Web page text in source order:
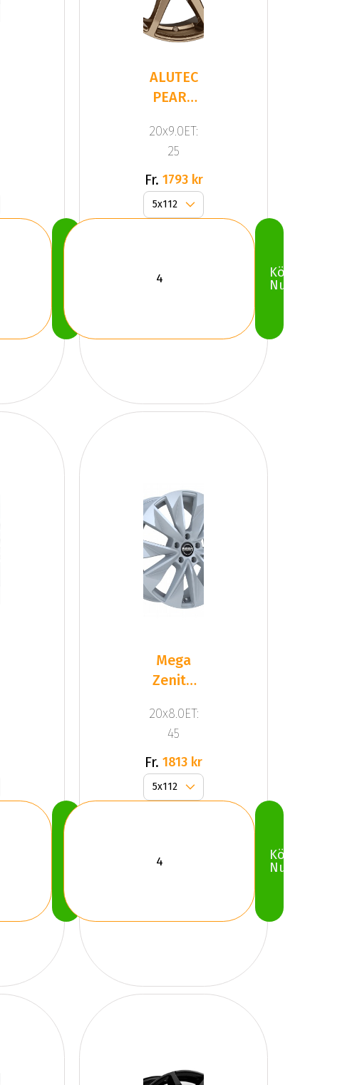
ALUTEC
PEARL
20x9.0ET:
25
Fr. 1793 kr
Köp
Nu
Mega
Zenith
Silver
20x8.0ET:
45
Fr. 1813 kr
Köp
Nu